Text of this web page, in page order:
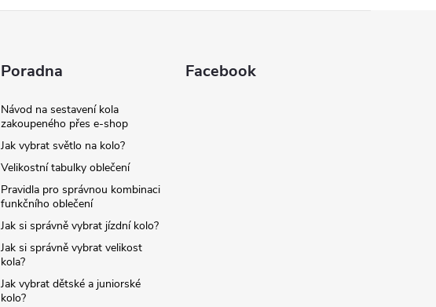
Poradna
Návod na sestavení kola
zakoupeného přes e-shop
Jak vybrat světlo na kolo?
Velikostní tabulky oblečení
Pravidla pro správnou kombinaci
funkčního oblečení
Jak si správně vybrat jízdní kolo?
Jak si správně vybrat velikost
kola?
Jak vybrat dětské a juniorské
kolo?
Facebook